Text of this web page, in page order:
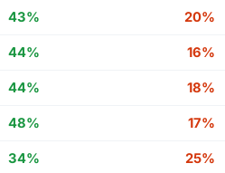
43% 20%
44% 16%
44% 18%
48% 17%
34% 25%